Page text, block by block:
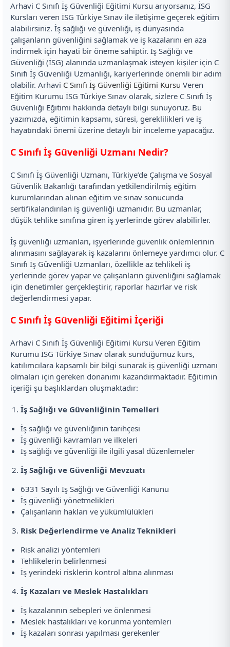
Arhavi C Sınıfı İş Güvenliği Eğitimi Kursu arıyorsanız, İSG
Kursları veren İSG Türkiye Sınav ile iletişime geçerek eğitim
alabilirsiniz. İş sağlığı ve güvenliği, iş dünyasında
çalışanların güvenliğini sağlamak ve iş kazalarını en aza
indirmek için hayati bir öneme sahiptir. İş Sağlığı ve
Güvenliği (İSG) alanında uzmanlaşmak isteyen kişiler için C
Sınıfı İş Güvenliği Uzmanlığı, kariyerlerinde önemli bir adım
olabilir. Arhavi C Sınıfı İş Güvenliği Eğitimi Kursu Veren
Eğitim Kurumu İSG Türkiye Sınav olarak, sizlere C Sınıfı İş
Güvenliği Eğitimi hakkında detaylı bilgi sunuyoruz. Bu
yazımızda, eğitimin kapsamı, süresi, gereklilikleri ve iş
hayatındaki önemi üzerine detaylı bir inceleme yapacağız.
C Sınıfı İş Güvenliği Uzmanı Nedir?
C Sınıfı İş Güvenliği Uzmanı, Türkiye’de Çalışma ve Sosyal
Güvenlik Bakanlığı tarafından yetkilendirilmiş eğitim
kurumlarından alınan eğitim ve sınav sonucunda
sertifikalandırılan iş güvenliği uzmanıdır. Bu uzmanlar,
düşük tehlike sınıfına giren iş yerlerinde görev alabilirler.
İş güvenliği uzmanları, işyerlerinde güvenlik önlemlerinin
alınmasını sağlayarak iş kazalarını önlemeye yardımcı olur. C
Sınıfı İş Güvenliği Uzmanları, özellikle az tehlikeli iş
yerlerinde görev yapar ve çalışanların güvenliğini sağlamak
için denetimler gerçekleştirir, raporlar hazırlar ve risk
değerlendirmesi yapar.
C Sınıfı İş Güvenliği Eğitimi İçeriği
Arhavi C Sınıfı İş Güvenliği Eğitimi Kursu Veren Eğitim
Kurumu İSG Türkiye Sınav olarak sunduğumuz kurs,
katılımcılara kapsamlı bir bilgi sunarak iş güvenliği uzmanı
olmaları için gereken donanımı kazandırmaktadır. Eğitimin
içeriği şu başlıklardan oluşmaktadır:
İş Sağlığı ve Güvenliğinin Temelleri
İş sağlığı ve güvenliğinin tarihçesi
İş güvenliği kavramları ve ilkeleri
İş sağlığı ve güvenliği ile ilgili yasal düzenlemeler
İş Sağlığı ve Güvenliği Mevzuatı
6331 Sayılı İş Sağlığı ve Güvenliği Kanunu
İş güvenliği yönetmelikleri
Çalışanların hakları ve yükümlülükleri
Risk Değerlendirme ve Analiz Teknikleri
Risk analizi yöntemleri
Tehlikelerin belirlenmesi
İş yerindeki risklerin kontrol altına alınması
İş Kazaları ve Meslek Hastalıkları
İş kazalarının sebepleri ve önlenmesi
Meslek hastalıkları ve korunma yöntemleri
İş kazaları sonrası yapılması gerekenler